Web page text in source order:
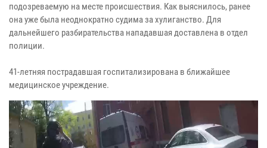
подозреваемую на месте происшествия. Как выяснилось, ранее
она уже была неоднократно судима за хулиганство. Для
дальнейшего разбирательства нападавшая доставлена в отдел
полиции.
41-летняя пострадавшая госпитализирована в ближайшее
медицинское учреждение.